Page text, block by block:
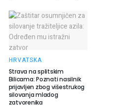
HRVATSKA
Strava na splitskim
Bilicama: Poznati nasilnik
prijavljen zbog višestrukog
silovanja mladog
zatvorenika